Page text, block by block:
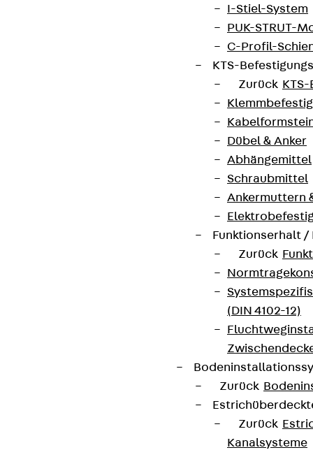
I-Stiel-System
PUK-STRUT-
C-Profil-
KTS-
Zurück
Dübel & Anker
Abhängemittel
Schraubmittel
Ankermuttern
Funktionserhalt
Zurück
(DIN 4102-12)
Zurück
Zurück
Kanalsysteme